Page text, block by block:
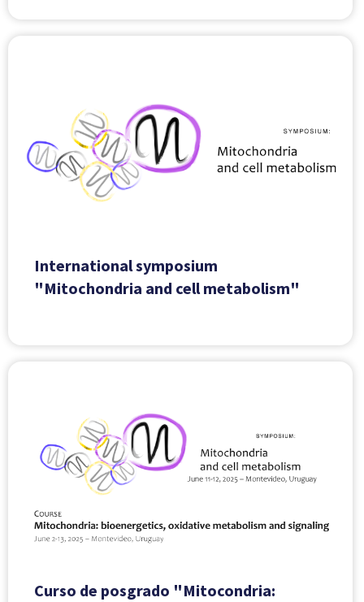
International symposium
"Mitochondria and cell metabolism"
Curso de posgrado "Mitocondria: